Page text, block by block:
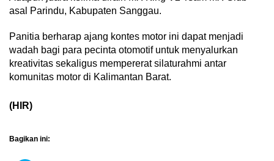
asal Parindu, Kabupaten Sanggau.
Panitia berharap ajang kontes motor ini dapat menjadi
wadah bagi para pecinta otomotif untuk menyalurkan
kreativitas sekaligus mempererat silaturahmi antar
komunitas motor di Kalimantan Barat.
(HIR)
Bagikan ini: